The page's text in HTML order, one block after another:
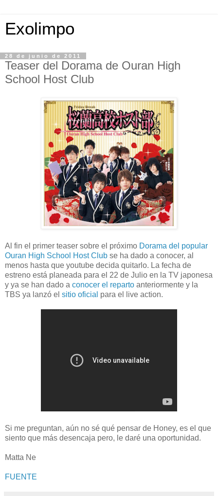
Exolimpo
28 de junio de 2011
Teaser del Dorama de Ouran High
School Host Club
Al fin el primer teaser sobre el próximo Dorama del popular
Ouran High School Host Club se ha dado a conocer, al
menos hasta que youtube decida quitarlo. La fecha de
estreno está planeada para el 22 de Julio en la TV japonesa
y ya se han dado a conocer el reparto anteriormente y la
TBS ya lanzó el sitio oficial para el live action.
Si me preguntan, aún no sé qué pensar de Honey, es el que
siento que más desencaja pero, le daré una oportunidad.
Matta Ne
FUENTE